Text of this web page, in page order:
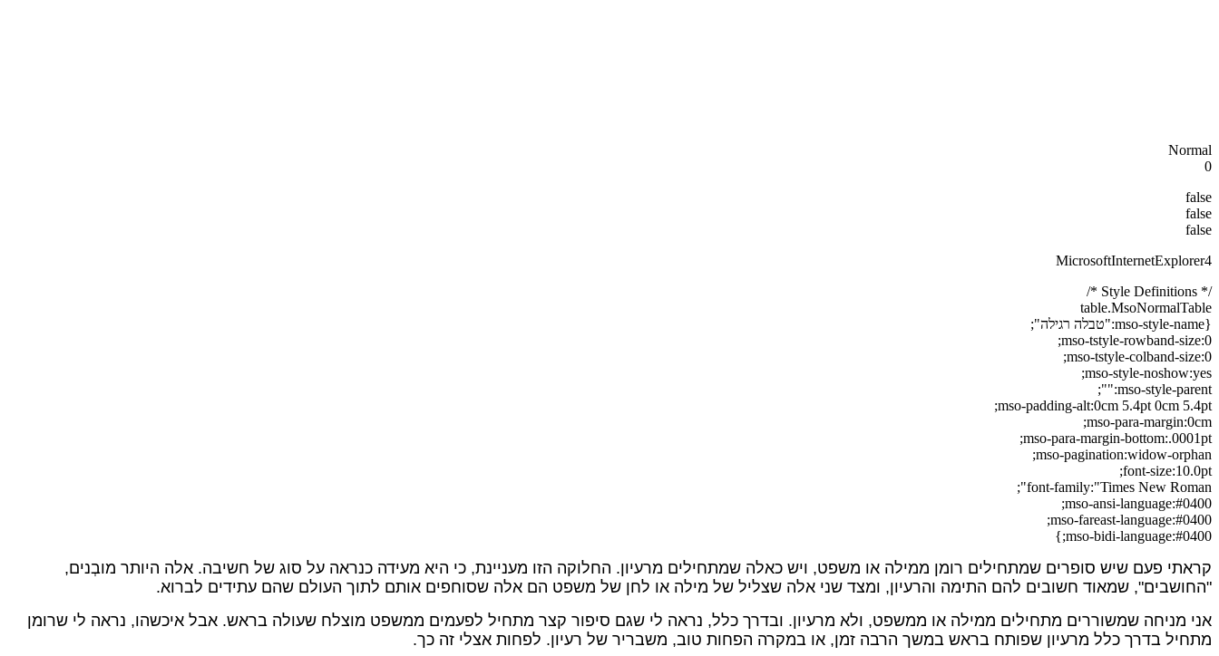
Normal
0
false
false
false
MicrosoftInternetExplorer4
/* Style Definitions */
table.MsoNormalTable
{mso-style-name:"טבלה רגילה";
mso-tstyle-rowband-size:0;
mso-tstyle-colband-size:0;
mso-style-noshow:yes;
mso-style-parent:"";
mso-padding-alt:0cm 5.4pt 0cm 5.4pt;
mso-para-margin:0cm;
mso-para-margin-bottom:.0001pt;
mso-pagination:widow-orphan;
font-size:10.0pt;
font-family:"Times New Roman";
mso-ansi-language:#0400;
mso-fareast-language:#0400;
mso-bidi-language:#0400;}
קראתי פעם שיש סופרים שמתחילים רומן ממילה או משפט, ויש כאלה שמתחילים מרעיון. החלוקה הזו מעניינת, כי היא מעידה כנראה על סוג של חשיבה. אלה היותר מובְנים,
"החושבים", שמאוד חשובים להם התימה והרעיון, ומצד שני אלה שצליל של מילה או לחן של משפט הם אלה שסוחפים אותם לתוך העולם שהם עתידים לברוא.
אני מניחה שמשוררים מתחילים ממילה או ממשפט, ולא מרעיון. ובדרך כלל, נראה לי שגם סיפור קצר מתחיל לפעמים ממשפט מוצלח שעולה בראש. אבל איכשהו, נראה לי שרומן
מתחיל בדרך כלל מרעיון שפותח בראש במשך הרבה זמן, או במקרה הפחות טוב, משבריר של רעיון. לפחות אצלי זה כך.